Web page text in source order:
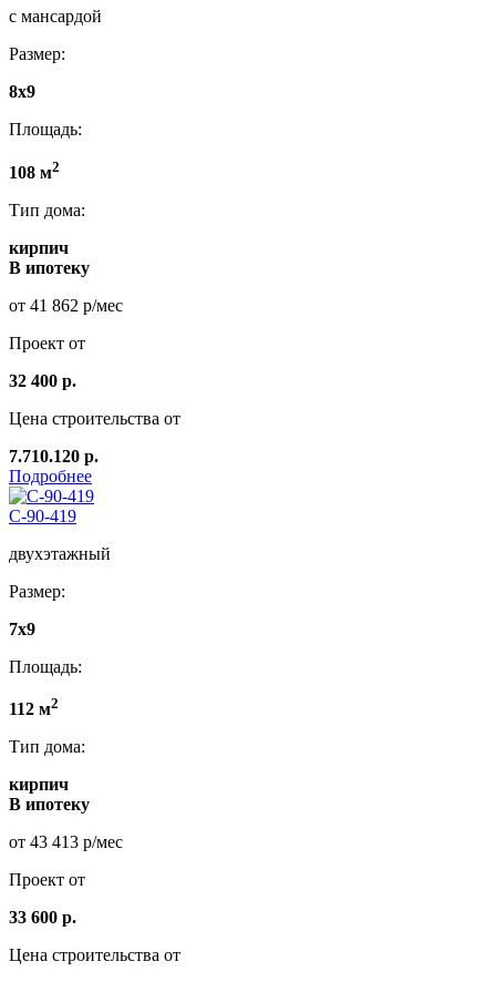
с мансардой
Размер:
8x9
Площадь:
108 м2
Тип дома:
кирпич
В ипотеку
от 41 862 р/мес
Проект от
32 400 р.
Цена строительства от
7.710.120 р.
Подробнее
С-90-419
двухэтажный
Размер:
7х9
Площадь:
112 м2
Тип дома:
кирпич
В ипотеку
от 43 413 р/мес
Проект от
33 600 р.
Цена строительства от